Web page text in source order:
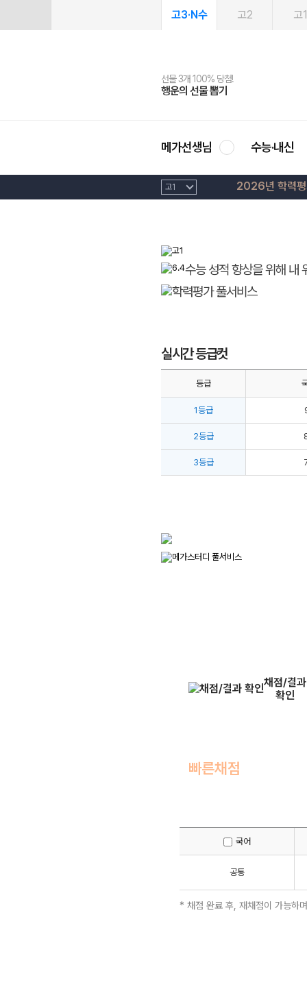
고3·N수 고2 고1
선물 3개 100% 당첨!
행운의 선물 뽑기
선물 100% 증정!
메가스터디 X 올리브
여름방학 스터디 캐시백
메가런 썸머스쿨
2027 러셀 단과
강사 공개선발
스마트러닝앱
설문 EVENT
메가패스
3일 무료 체험권
메가패스 수강생 무료혜택!
메가클럽 멤버십
사회공헌 캠페인
희망이룸 메가나눔
메가선생님 수능·내신
2026년 학력
수능 성적 향상을 위해 내
실시간 등급컷
등급
1등급
2등급
3등급
채점/결과
확인
빠른채점
국어
공통
* 채점 완료 후, 재채점이 가능하